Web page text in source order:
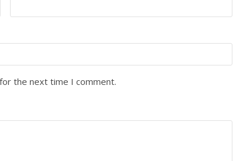
the next time I comment.